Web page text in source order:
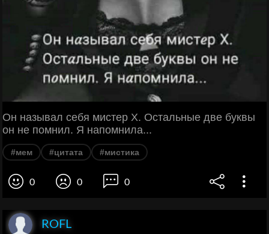
Он называл себя мистер Х. Остальные две буквы
он не помнил. Я напомнила...
#мем #цитата #мистика
0 0 0
ROFL